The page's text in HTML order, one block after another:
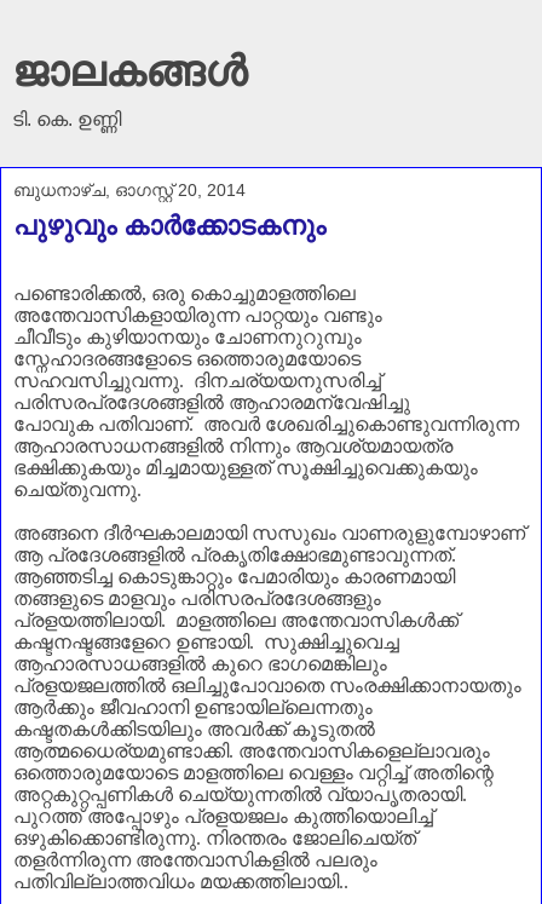
ജാലകങ്ങൾ
ടി. കെ. ഉണ്ണി
ബുധനാഴ്‌ച, ഓഗസ്റ്റ് 20, 2014
പുഴുവും കാര്‍ക്കോടകനും
പണ്ടൊരിക്കൽ, ഒരു കൊച്ചുമാളത്തിലെ
അന്തേവാസികളായിരുന്ന പാറ്റയും വണ്ടും
ചീവീടും കുഴിയാനയും ചോണനുറുമ്പും
സ്നേഹാദരങ്ങളോടെ ഒത്തൊരുമയോടെ
സഹവസിച്ചുവന്നു. ദിനചര്യയനുസരിച്ച്
പരിസരപ്രദേശങ്ങളിൽ ആഹാരമന്വേഷിച്ചു
പോവുക പതിവാണ്‌. അവർ ശേഖരിച്ചുകൊണ്ടുവന്നിരുന്ന
ആഹാരസാധനങ്ങളിൽ നിന്നും ആവശ്യമായത്ര
ഭക്ഷിക്കുകയും മിച്ചമായുള്ളത് സൂക്ഷിച്ചുവെക്കുകയും
ചെയ്തുവന്നു.
അങ്ങനെ ദീർഘകാലമായി സസുഖം വാണരുളുമ്പോഴാണ്‌
ആ പ്രദേശങ്ങളിൽ പ്രകൃതിക്ഷോഭമുണ്ടാവുന്നത്.
ആഞ്ഞടിച്ച കൊടുങ്കാറ്റും പേമാരിയും കാരണമായി
തങ്ങളുടെ മാളവും പരിസരപ്രദേശങ്ങളും
പ്രളയത്തിലായി. മാളത്തിലെ അന്തേവാസികൾക്ക്
കഷ്ടനഷ്ടങ്ങളേറെ ഉണ്ടായി. സുക്ഷിച്ചുവെച്ച
ആഹാരസാധങ്ങളിൽ കുറെ ഭാഗമെങ്കിലും
പ്രളയജലത്തിൽ ഒലിച്ചുപോവാതെ സംരക്ഷിക്കാനായതും
ആർക്കും ജീവഹാനി ഉണ്ടായില്ലെന്നതും
കഷ്ടതകൾക്കിടയിലും അവർക്ക് കൂടുതൽ
ആത്മധൈര്യമുണ്ടാക്കി. അന്തേവാസികളെല്ലാവരും
ഒത്തൊരുമയോടെ മാളത്തിലെ വെള്ളം വറ്റിച്ച് അതിന്റെ
അറ്റകുറ്റപ്പണികൾ ചെയ്യുന്നതിൽ വ്യാപൃതരായി.
പുറത്ത് അപ്പോഴും പ്രളയജലം കുത്തിയൊലിച്ച്
ഒഴുകിക്കൊണ്ടിരുന്നു. നിരന്തരം ജോലിചെയ്ത്
തളർന്നിരുന്ന അന്തേവാസികളിൽ പലരും
പതിവില്ലാത്തവിധം മയക്കത്തിലായി..